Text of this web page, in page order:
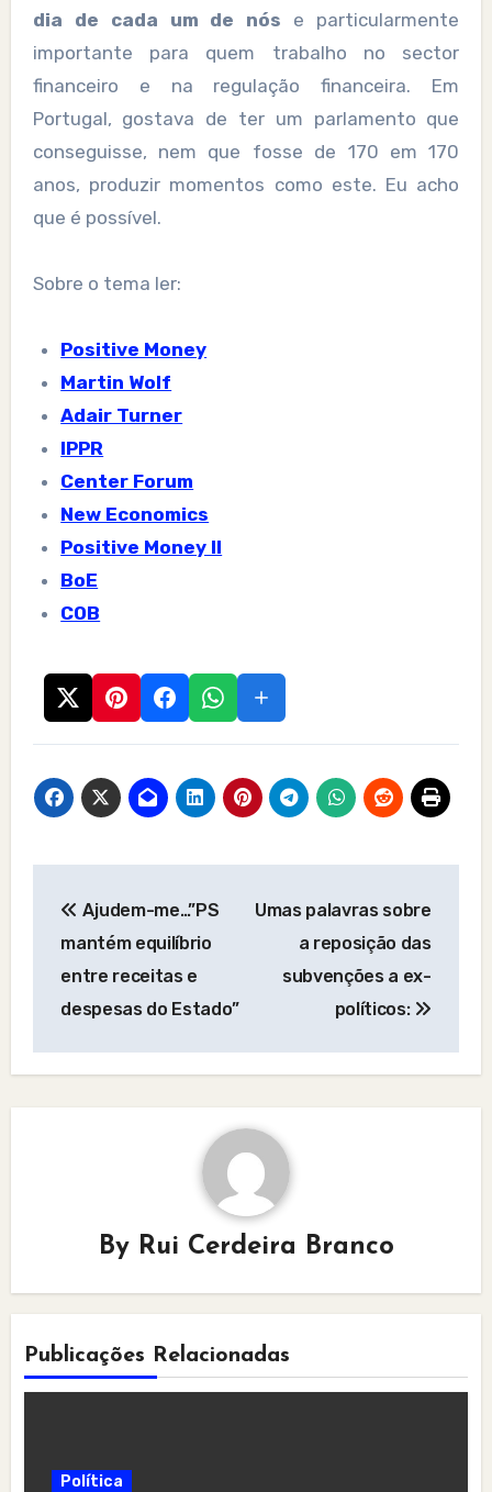
dia de cada um de nós e particularmente
importante para quem trabalho no sector
financeiro e na regulação financeira. Em
Portugal, gostava de ter um parlamento que
conseguisse, nem que fosse de 170 em 170
anos, produzir momentos como este. Eu acho
que é possível.
Sobre o tema ler:
Positive Money
Martin Wolf
Adair Turner
IPPR
Center Forum
New Economics
Positive Money II
BoE
COB
navigation
Ajudem-me…”PS
mantém equilíbrio
entre receitas e
despesas do Estado”
Umas palavras sobre
a reposição das
subvenções a ex-
políticos:
By Rui Cerdeira Branco
Publicações Relacionadas
Política